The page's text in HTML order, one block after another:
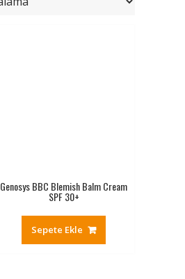
Genosys BBC Blemish Balm Cream
SPF 30+
Sepete Ekle